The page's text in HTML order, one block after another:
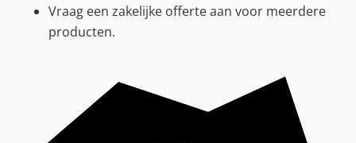
Vraag een zakelijke offerte aan voor meerdere
producten.